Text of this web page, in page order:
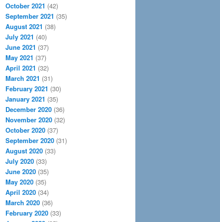
October 2021 (42)
September 2021 (35)
August 2021 (38)
July 2021 (40)
June 2021 (37)
May 2021 (37)
April 2021 (32)
March 2021 (31)
February 2021 (30)
January 2021 (35)
December 2020 (36)
November 2020 (32)
October 2020 (37)
September 2020 (31)
August 2020 (33)
July 2020 (33)
June 2020 (35)
May 2020 (35)
April 2020 (34)
March 2020 (36)
February 2020 (33)